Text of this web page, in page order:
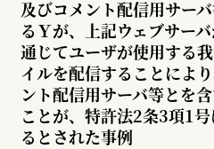
及びコメント配信用サー
るＹが、上記ウェブサー
通じてユーザが使用する
イルを配信することによ
ント配信用サーバ等とを
ことが、特許法2条3項1
るとされた事例